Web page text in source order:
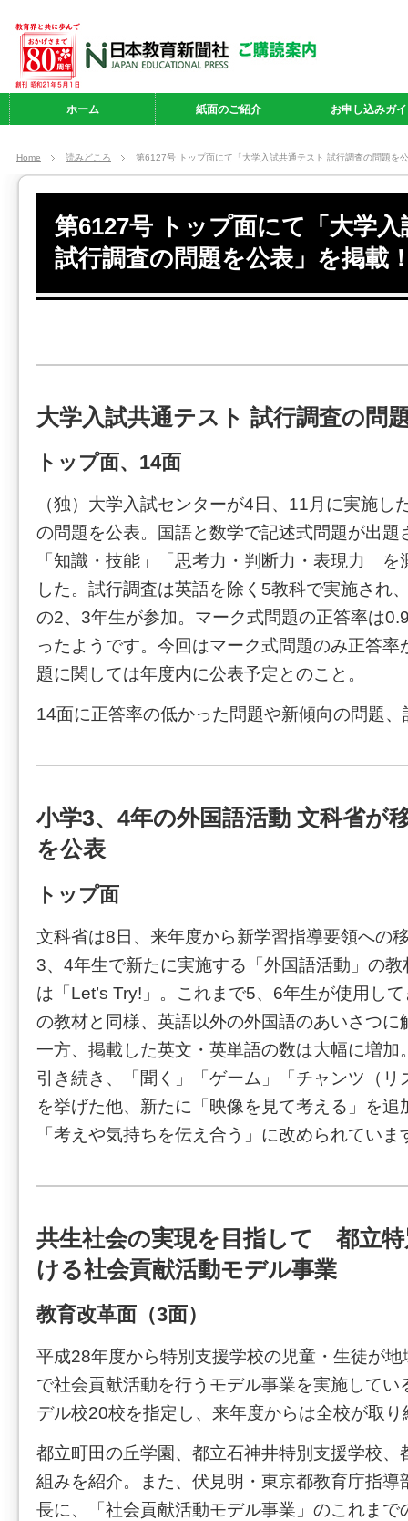
ホーム 紙面のご紹介 お申し込みガ
Home 読みどころ 第6127号 トップ面にて「大学入試共通テスト 試行調査の問題を
第6127号 トップ面にて「大学
試行調査の問題を公表」を掲載
大学入試共通テスト 試行調査の問
トップ面、14面
（独）大学入試センターが4日、11月に実施し
の問題を公表。国語と数学で記述式問題が出題
「知識・技能」「思考力・判断力・表現力」
した。試行調査は英語を除く5教科で実施され
の2、3年生が参加。マーク式問題の正答率は
ったようです。今回はマーク式問題のみ正答率
題に関しては年度内に公表予定とのこと。
14面に正答率の低かった問題や新傾向の問題
小学3、4年の外国語活動 文科省が
を公表
トップ面
文科省は8日、来年度から新学習指導要領への
3、4年生で新たに実施する「外国語活動」の
は「Let’s Try!」。これまで5、6年生が使用し
の教材と同様、英語以外の外国語のあいさつに
一方、掲載した英文・英単語の数は大幅に増加
引き続き、「聞く」「ゲーム」「チャンツ（リ
を挙げた他、新たに「映像を見て考える」を追
「考えや気持ちを伝え合う」に改められていま
共生社会の実現を目指して 都立特
ける社会貢献活動モデル事業
教育改革面（3面）
平成28年度から特別支援学校の児童・生徒が
で社会貢献活動を行うモデル事業を実施してい
デル校20校を指定し、来年度からは全校が取
都立町田の丘学園、都立石神井特別支援学校、
組みを紹介。また、伏見明・東京都教育庁指導
長に、「社会貢献活動モデル事業」のこれまで